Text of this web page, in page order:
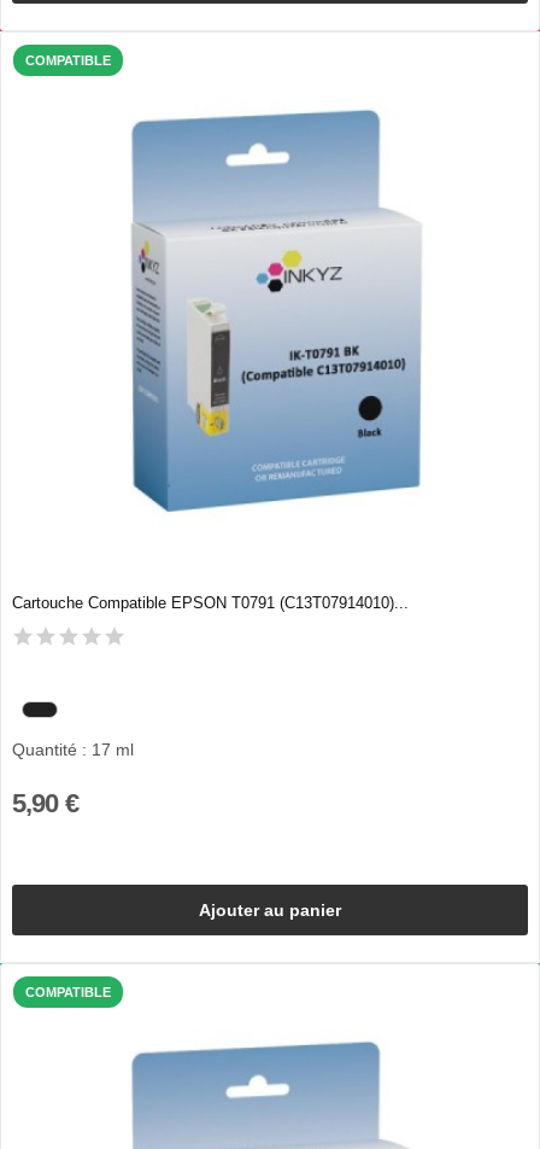
COMPATIBLE
Cartouche Compatible EPSON T0791 (C13T07914010)...
Quantité : 17 ml
5,90 €
Ajouter au panier
COMPATIBLE